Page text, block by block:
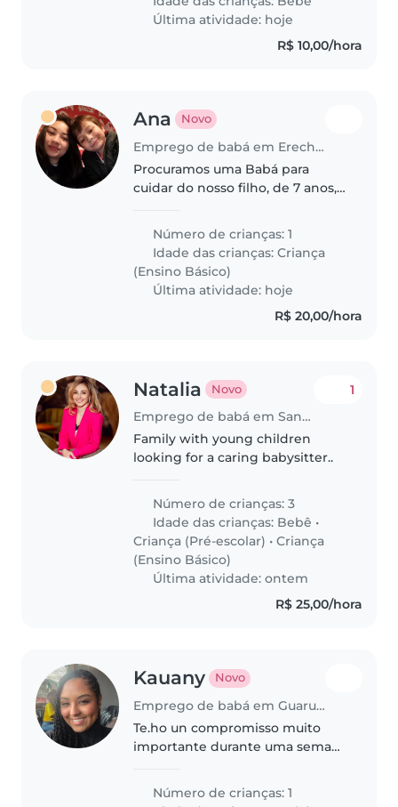
e curiosas. Precisamos de
alguém..
Última atividade: hoje
R$ 10,00/hora
Ana Novo
Emprego de babá em Erechim
Procuramos uma Babá para
cuidar do nosso filho, de 7 anos,
goste de ajudar com tarefas
escolares. Contate-nos para
agendar um encontro!
Número de crianças: 1
Idade das crianças:Criança
(Ensino Básico)
Última atividade: hoje
R$ 20,00/hora
Natalia Novo
Emprego de babá em Santos
1
Family with young children
looking for a caring babysitter..
Número de crianças: 3
Idade das crianças: Bebê •
Criança (Pré-escolar) •Criança
(Ensino Básico)
Última atividade: ontem
R$ 25,00/hora
Kauany Novo
Emprego de babá em Guarulhos
Te.ho un compromisso muito
importante durante uma semana
pra ficar com meu filho nesse
período sao apenas 5 dias no
Número de crianças: 1